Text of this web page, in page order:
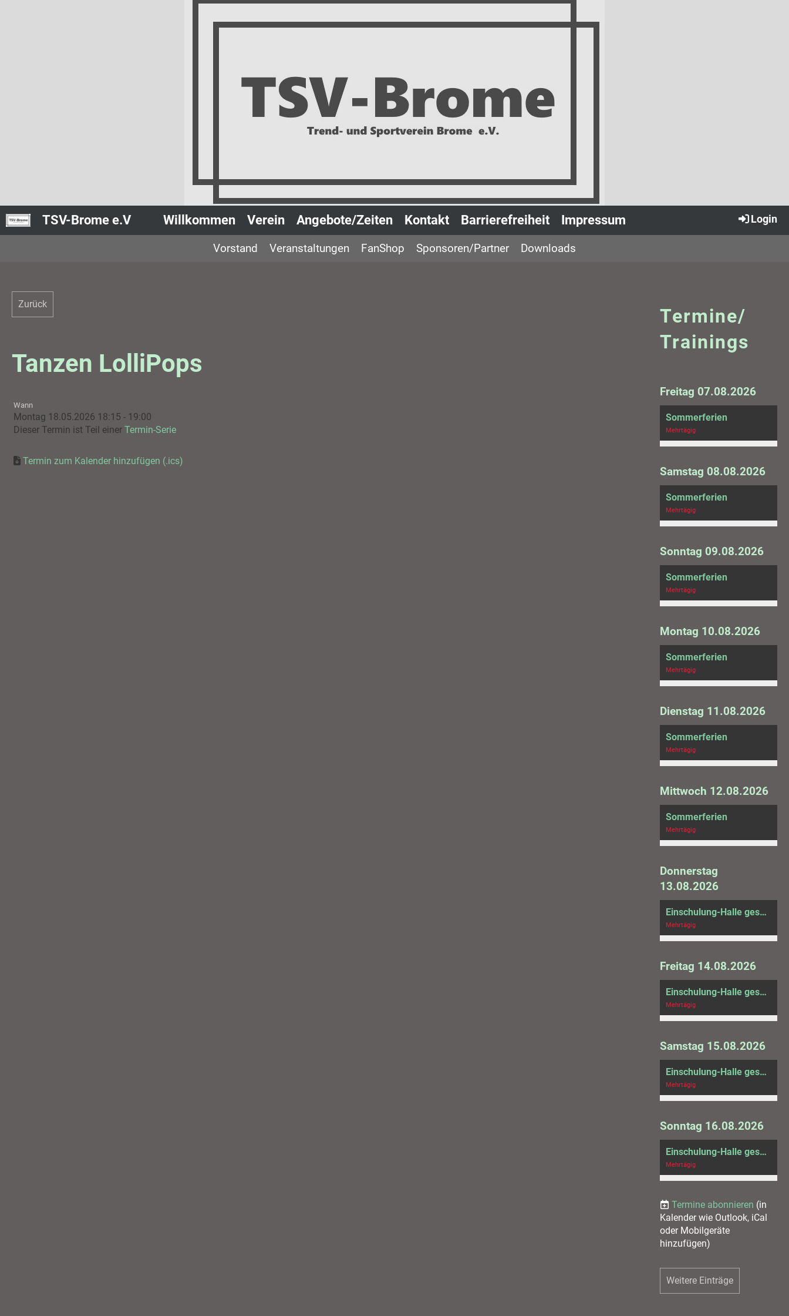
TSV-Brome e.V Willkommen Verein Angebote/Zeiten Kontakt Barrierefreiheit Impressum Login
Vorstand Veranstaltungen FanShop Sponsoren/Partner Downloads
Zurück
Tanzen LolliPops
Wann
Montag 18.05.2026 18:15 - 19:00
Dieser Termin ist Teil einer Termin-Serie
Termin zum Kalender hinzufügen (.ics)
Termine/
Trainings
Freitag 07.08.2026
Sommerferien
Mehrtägig
Samstag 08.08.2026
Sommerferien
Mehrtägig
Sonntag 09.08.2026
Sommerferien
Mehrtägig
Montag 10.08.2026
Sommerferien
Mehrtägig
Dienstag 11.08.2026
Sommerferien
Mehrtägig
Mittwoch 12.08.2026
Sommerferien
Mehrtägig
Donnerstag
13.08.2026
Einschulung-Halle gesperrt
Mehrtägig
Freitag 14.08.2026
Einschulung-Halle gesperrt
Mehrtägig
Samstag 15.08.2026
Einschulung-Halle gesperrt
Mehrtägig
Sonntag 16.08.2026
Einschulung-Halle gesperrt
Mehrtägig
Termine abonnieren (in
Kalender wie Outlook, iCal
oder Mobilgeräte
hinzufügen)
Weitere Einträge